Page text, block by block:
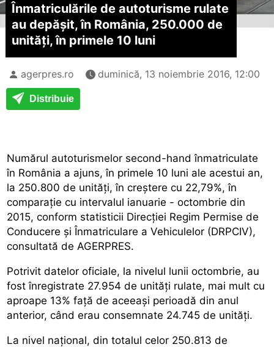
Înmatriculările de autoturisme rulate
au depășit, în România, 250.000 de
unități, în primele 10 luni
agerpres.ro duminică, 13 noiembrie 2016, 12:00
Distribuie
Numărul autoturismelor second-hand înmatriculate
în România a ajuns, în primele 10 luni ale acestui an,
la 250.800 de unități, în creștere cu 22,79%, în
comparație cu intervalul ianuarie - octombrie din
2015, conform statisticii Direcției Regim Permise de
Conducere și Înmatriculare a Vehiculelor (DRPCIV),
consultată de AGERPRES.
Potrivit datelor oficiale, la nivelul lunii octombrie, au
fost înregistrate 27.954 de unități rulate, mai mult cu
aproape 13% față de aceeași perioadă din anul
anterior, când erau consemnate 24.745 de unități.
La nivel național, din totalul celor 250.813 de